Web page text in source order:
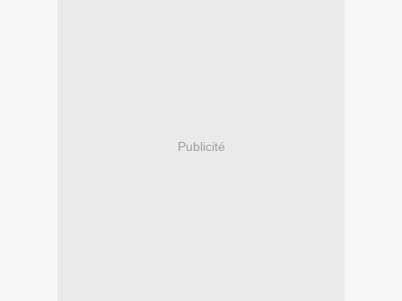
Publicité